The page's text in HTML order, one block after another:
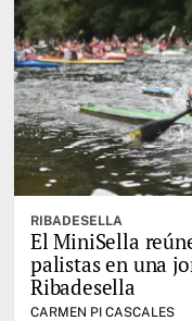
RIBADESELLA
El MiniSella
palistas en una
Ribadesella
CARMEN PI CASCALES